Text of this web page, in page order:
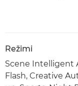
Režimi
Scene Intelligent
Flash, Creative